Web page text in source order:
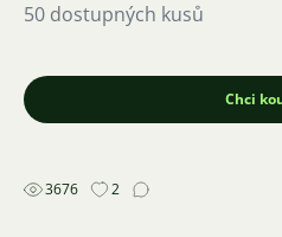
50 dostupných kusů
Chci
3676 2